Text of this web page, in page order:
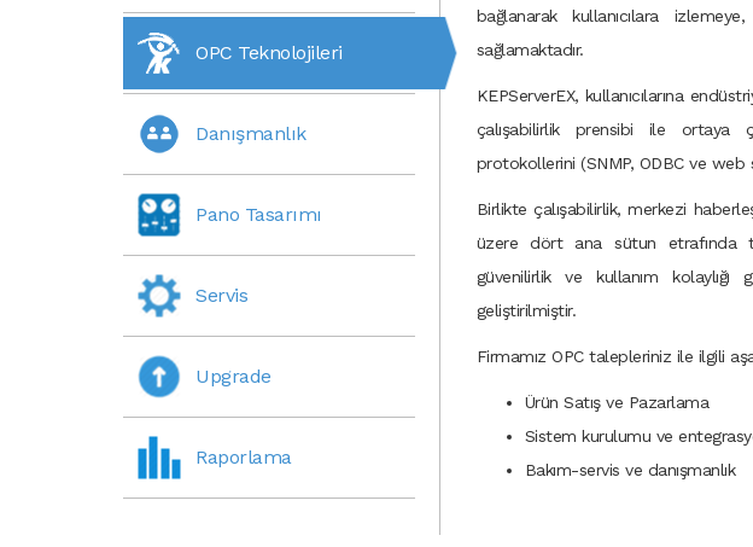
OPC Teknolojileri
Danışmanlık
Pano Tasarımı
Servis
Upgrade
Raporlama
bağlanarak kullanıcılara
sağlamaktadır.
KEPServerEX, kullanıcılarına
çalışabilirlik prensibi ile ortaya
protokollerini (SNMP, ODBC ve web
Birlikte çalışabilirlik, merkezi
üzere dört ana sütun etrafında
güvenilirlik ve kullanım kolaylığı
geliştirilmiştir.
Firmamız OPC talepleriniz ile ilgili
Ürün Satış ve Pazarlama
Sistem kurulumu ve
Bakım-servis ve danışmanlık